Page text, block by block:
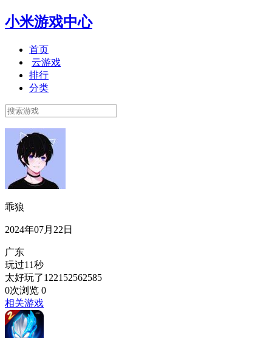
小米游戏中心
首页
云游戏
排行
分类
乖狼
2024年07月22日
广东
玩过11秒
太好玩了122152562585
0次浏览 0
相关游戏